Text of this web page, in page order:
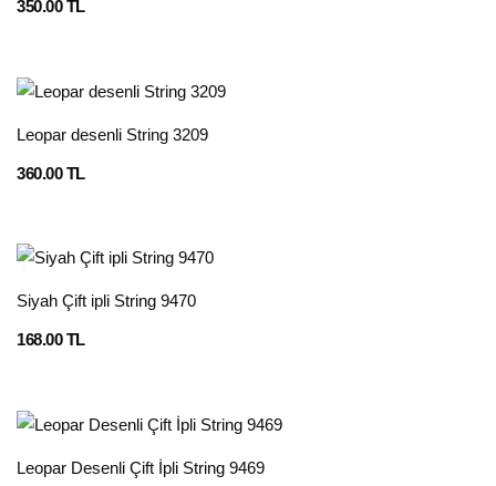
350.00 TL
Leopar desenli String 3209
360.00 TL
Siyah Çift ipli String 9470
168.00 TL
Leopar Desenli Çift İpli String 9469